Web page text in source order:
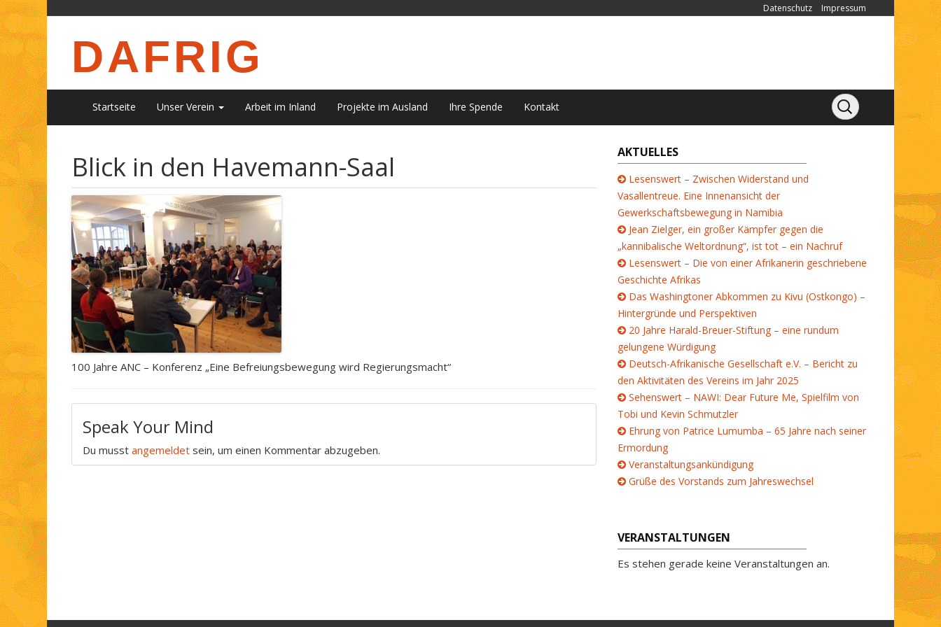
Datenschutz Impressum
DAFRIG
Startseite Unser Verein Arbeit im Inland Projekte im Ausland Ihre Spende Kontakt
Blick in den Havemann-Saal
100 Jahre ANC – Konferenz „Eine Befreiungsbewegung wird Regierungsmacht“
Speak Your Mind
Du musst angemeldet sein, um einen Kommentar abzugeben.
AKTUELLES
Lesenswert – Zwischen Widerstand und
Vasallentreue. Eine Innenansicht der
Gewerkschaftsbewegung in Namibia
Jean Zielger, ein großer Kämpfer gegen die
„kannibalische Weltordnung“, ist tot – ein Nachruf
Lesenswert – Die von einer Afrikanerin geschriebene
Geschichte Afrikas
Das Washingtoner Abkommen zu Kivu (Ostkongo) –
Hintergründe und Perspektiven
20 Jahre Harald-Breuer-Stiftung – eine rundum
gelungene Würdigung
Deutsch-Afrikanische Gesellschaft e.V. – Bericht zu
den Aktivitäten des Vereins im Jahr 2025
Sehenswert – NAWI: Dear Future Me, Spielfilm von
Tobi und Kevin Schmutzler
Ehrung von Patrice Lumumba – 65 Jahre nach seiner
Ermordung
Veranstaltungsankündigung
Grüße des Vorstands zum Jahreswechsel
VERANSTALTUNGEN
Es stehen gerade keine Veranstaltungen an.